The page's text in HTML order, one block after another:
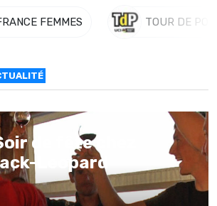
FEMMES TOUR DE
de fête chez
Leopard